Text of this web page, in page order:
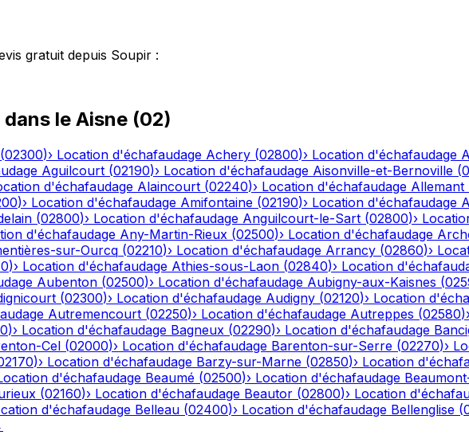
gratuit depuis Soupir :
dans le Aisne (02)
(02300)› Location d'échafaudage Achery (02800)› Location d'échafaudage
Aguilcourt (02190)› Location d'échafaudage Aisonville-et-Bernoville (
d'échafaudage Alaincourt (02240)› Location d'échafaudage Allemant
)› Location d'échafaudage Amifontaine (02190)› Location d'échafaudage
(02800)› Location d'échafaudage Anguilcourt-le-Sart (02800)›
d'échafaudage Any-Martin-Rieux (02500)› Location d'échafaudage
sur-Ourcq (02210)› Location d'échafaudage Arrancy (02860)›
)› Location d'échafaudage Athies-sous-Laon (02840)› Location
Aubenton (02500)› Location d'échafaudage Aubigny-aux-Kaisnes (
(02300)› Location d'échafaudage Audigny (02120)› Location
Autremencourt (02250)› Location d'échafaudage Autreppes (02580)›
)› Location d'échafaudage Bagneux (02290)› Location d'échafaudage
Cel (02000)› Location d'échafaudage Barenton-sur-Serre (02270)›
)› Location d'échafaudage Barzy-sur-Marne (02850)› Location
d'échafaudage Beaumé (02500)› Location d'échafaudage
(02160)› Location d'échafaudage Beautor (02800)› Location
d'échafaudage Belleau (02400)› Location d'échafaudage Bellenglise (